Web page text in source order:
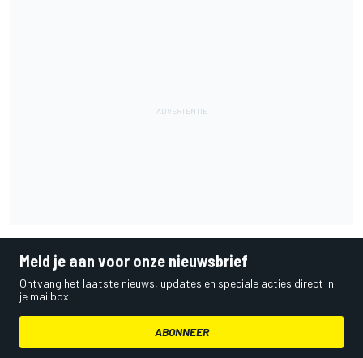
Meld je aan voor onze nieuwsbrief
Ontvang het laatste nieuws, updates en speciale acties direct in
je mailbox.
ABONNEER